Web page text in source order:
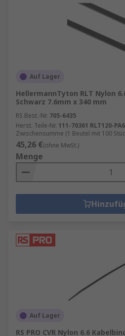
Auf Lager
HellermannTyton RLT Nylon
Schwarz 7.6mm x 340 mm
RS Best.-Nr. 705-6435
Herst. Teile-Nr. 111-70361 RLT120-
Zwischensumme (1 Beutel mit 100
45,26 €(ohne MwSt.)
Menge
Auf Lager
RS PRO CVR Nylon 6.6